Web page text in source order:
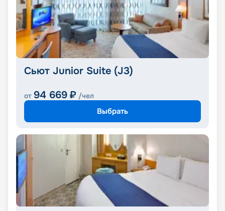
Сьют Junior Suite (J3)
от 94 669 ₽ /чел
Выбрать